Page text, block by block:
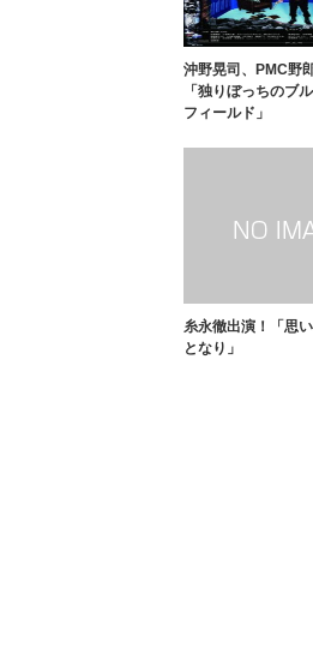
沖野晃司、PMC野
「独りぼっちのブ
フィールド」
糸永徹出演！「思
となり」